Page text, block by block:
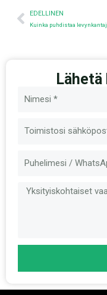
Edellinen
EDELLINEN
Kuinka puhdistaa